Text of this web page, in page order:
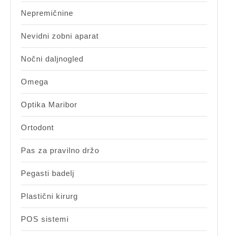
Nepremičnine
Nevidni zobni aparat
Nočni daljnogled
Omega
Optika Maribor
Ortodont
Pas za pravilno držo
Pegasti badelj
Plastični kirurg
POS sistemi